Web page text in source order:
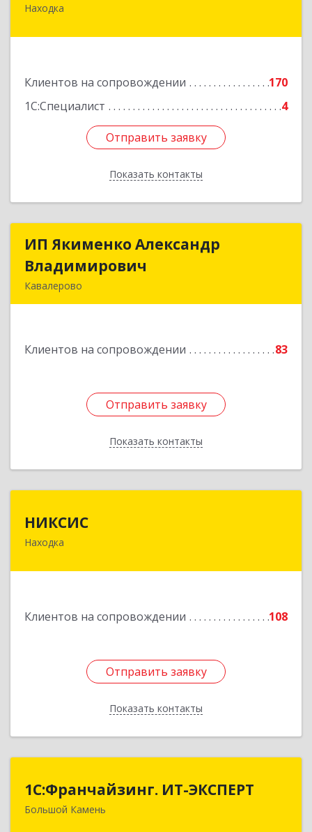
Находка
Клиентов на сопровождении
170
1С:Специалист
4
Отправить заявку
Показать контакты
Отправить заявку
Назад
ИП Якименко Александр
Владимирович
Кавалерово
Клиентов на сопровождении 83
Отправить заявку
Показать контакты
ИП Якименко Александр
Подробнее
Отправить заявку
Назад
НИКСИС
Находка
Клиентов на сопровождении 108
Отправить заявку
Показать контакты
Отправить заявку
Назад
1С:Франчайзинг. ИТ-ЭКСПЕРТ
Большой Камень
1С:Франчайзинг. ИТ-ЭКСПЕРТ
692806, Приморский край, Большой Камень г,